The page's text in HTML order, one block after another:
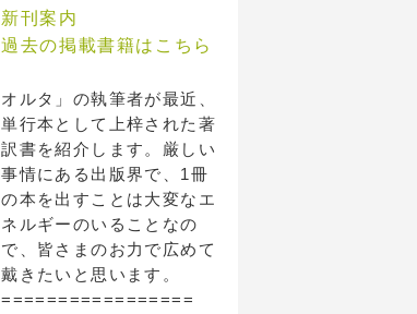
新刊案内
過去の掲載書籍はこちら
オルタ」の執筆者が最近、
単行本として上梓された著
訳書を紹介します。厳しい
事情にある出版界で、1冊
の本を出すことは大変なエ
ネルギーのいることなの
で、皆さまのお力で広めて
戴きたいと思います。
=================